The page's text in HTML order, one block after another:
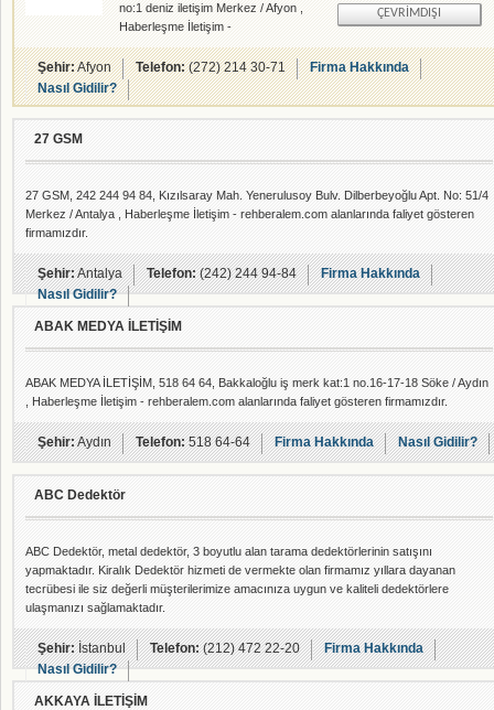
no:1 deniz iletişim Merkez / Afyon ,
Haberleşme İletişim -
rehberalem.com alanlarında faliyet
gösteren firmamızdır.
ÇEVRIMDIŞI
Şehir:Afyon Telefon:(272) 214 30-71
Firma Hakkında
Nasıl Gidilir?
27 GSM
27 GSM, 242 244 94 84, Kızılsaray Mah. Yenerulusoy Bulv. Dilberbeyoğlu Apt. No: 51/4
Merkez / Antalya , Haberleşme İletişim - rehberalem.com alanlarında faliyet gösteren
firmamızdır.
Şehir:Antalya Telefon:(242) 244 94-84
Firma Hakkında
Nasıl Gidilir?
ABAK MEDYA İLETİŞİM
ABAK MEDYA İLETİŞİM, 518 64 64, Bakkaloğlu iş merk kat:1 no.16-17-18 Söke / Aydın
, Haberleşme İletişim - rehberalem.com alanlarında faliyet gösteren firmamızdır.
Şehir:Aydın Telefon:518 64-64 Firma Hakkında Nasıl Gidilir?
ABC Dedektör
ABC Dedektör, metal dedektör, 3 boyutlu alan tarama dedektörlerinin satışını
yapmaktadır. Kiralık Dedektör hizmeti de vermekte olan firmamız yıllara dayanan
tecrübesi ile siz değerli müşterilerimize amacınıza uygun ve kaliteli dedektörlere
ulaşmanızı sağlamaktadır.
Şehir:İstanbul Telefon:(212) 472 22-20
Firma Hakkında
Nasıl Gidilir?
AKKAYA İLETİŞİM